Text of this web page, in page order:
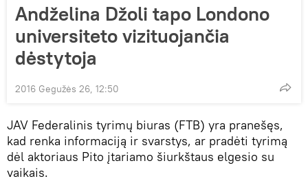
Andželina Džoli tapo Londono
universiteto vizituojančia
dėstytoja
2016 Gegužės 26, 12:50
JAV Federalinis tyrimų biuras (FTB) yra pranešęs,
kad renka informaciją ir svarstys, ar pradėti tyrimą
dėl aktoriaus Pito įtariamo šiurkštaus elgesio su
vaikais.